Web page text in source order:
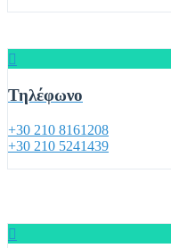
Τηλέφωνο
+30 210 8161208
+30 210 5241439